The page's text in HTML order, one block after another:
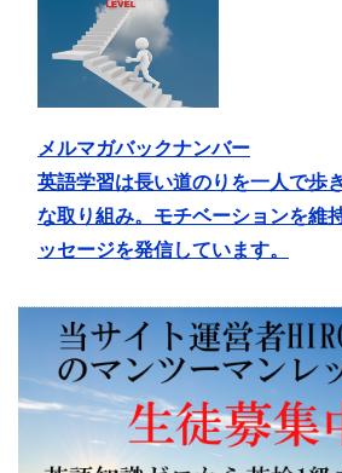
メルマガバックナンバー
英語学習は長い道のりを一人で歩
な取り組み。モチベーションを維
ッセージを発信しています。